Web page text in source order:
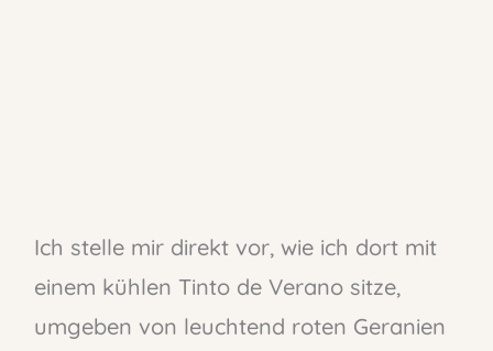
Ich stelle mir direkt vor, wie ich dort mit
einem kühlen Tinto de Verano sitze,
umgeben von leuchtend roten Geranien